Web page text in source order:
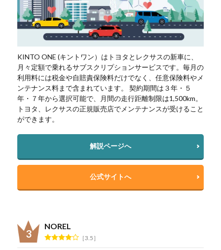
KINTO ONE (キントワン）はトヨタとレクサスの新車に、
月々定額で乗れるサブスクリプションサービスです。毎月の
利用料には税金や自賠責保険料だけでなく、任意保険料やメ
ンテナンス料まで含まれています。 契約期間は３年・５
年・７年から選択可能で、月間の走行距離制限は1,500km。
トヨタ、レクサスの正規販売店でメンテナンスが受けること
ができます。
解説ページへ
公式サイトへ
NOREL
3.5